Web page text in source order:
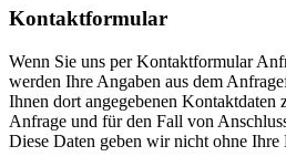
Kontaktformular
Wenn Sie uns per Kontaktformular
werden Ihre Angaben aus dem
Ihnen dort angegebenen Kontaktdaten
Anfrage und für den Fall von
Diese Daten geben wir nicht ohne